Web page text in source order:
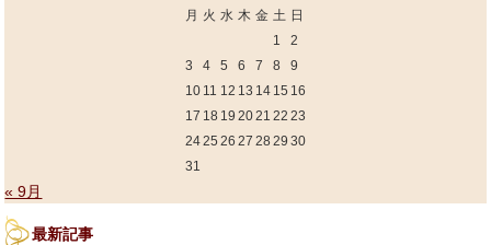
月 火 水 木 金 土 日
1
2
3
4 5 6 7 8
9
10 11 12 13 14 15 16
17 18 19 2021 22 23
2425 26 27 28 29 30
31
« 9月
最新記事